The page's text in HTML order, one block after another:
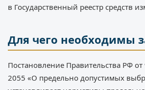
в Государственный реестр средств
Для чего необходимы
Постановление Правительства РФ
2055 «О предельно допустимых